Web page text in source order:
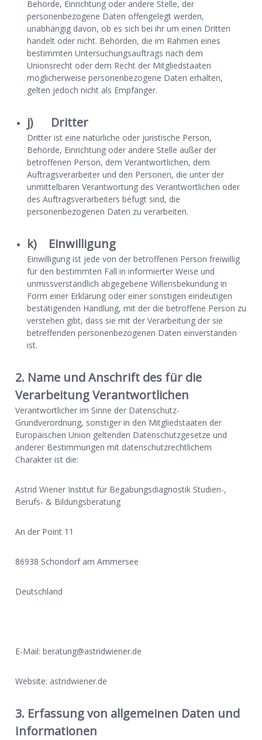
Behörde, Einrichtung oder andere Stelle, der
personenbezogene Daten offengelegt werden,
unabhängig davon, ob es sich bei ihr um einen Dritten
handelt oder nicht. Behörden, die im Rahmen eines
bestimmten Untersuchungsauftrags nach dem
Unionsrecht oder dem Recht der Mitgliedstaaten
möglicherweise personenbezogene Daten erhalten,
gelten jedoch nicht als Empfänger.
j) Dritter
Dritter ist eine natürliche oder juristische Person,
Behörde, Einrichtung oder andere Stelle außer der
betroffenen Person, dem Verantwortlichen, dem
Auftragsverarbeiter und den Personen, die unter der
unmittelbaren Verantwortung des Verantwortlichen oder
des Auftragsverarbeiters befugt sind, die
personenbezogenen Daten zu verarbeiten.
k) Einwilligung
Einwilligung ist jede von der betroffenen Person freiwillig
für den bestimmten Fall in informierter Weise und
unmissverständlich abgegebene Willensbekundung in
Form einer Erklärung oder einer sonstigen eindeutigen
bestätigenden Handlung, mit der die betroffene Person zu
verstehen gibt, dass sie mit der Verarbeitung der sie
betreffenden personenbezogenen Daten einverstanden
ist.
2. Name und Anschrift des für die
Verarbeitung Verantwortlichen
Verantwortlicher im Sinne der Datenschutz-
Grundverordnung, sonstiger in den Mitgliedstaaten der
Europäischen Union geltenden Datenschutzgesetze und
anderer Bestimmungen mit datenschutzrechtlichem
Charakter ist die:
Astrid Wiener Institut für Begabungsdiagnostik Studien-,
Berufs- & Bildungsberatung
An der Point 11
86938 Schondorf am Ammersee
Deutschland
E-Mail: beratung@astridwiener.de
Website: astridwiener.de
3. Erfassung von allgemeinen Daten und
Informationen